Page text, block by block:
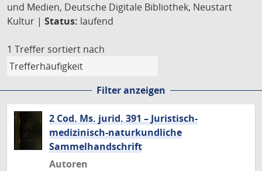
und Medien, Deutsche Digitale Bibliothek, Neustart
Kultur | Status: laufend
1 Treffer sortiert nach
Filter anzeigen
2 Cod. Ms. jurid. 391 – Juristisch-
medizinisch-naturkundliche
Sammelhandschrift
Autoren